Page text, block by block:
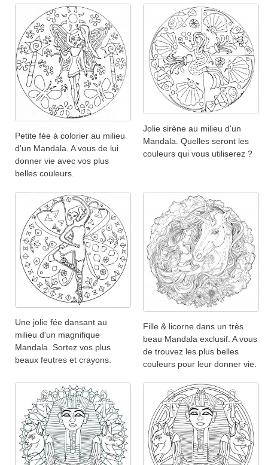
Petite fée à colorier au milieu
d'un Mandala. A vous de lui
donner vie avec vos plus
belles couleurs.
Jolie sirène au milieu d'un
Mandala. Quelles seront les
couleurs qui vous utiliserez ?
Une jolie fée dansant au
milieu d'un magnifique
Mandala. Sortez vos plus
beaux feutres et crayons.
Fille & licorne dans un très
beau Mandala exclusif. A vous
de trouvez les plus belles
couleurs pour leur donner vie.